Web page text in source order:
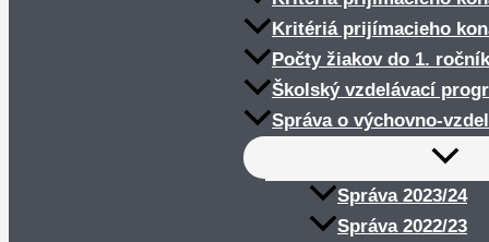
Kritériá prijímacieho
Počty žiakov do 1.
Školský vzdelávací
Správa o výchovno-
Správa 2023/24
Správa 2022/23